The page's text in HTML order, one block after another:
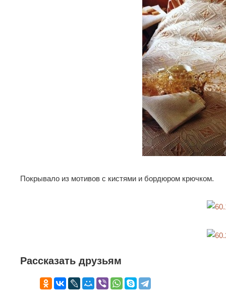
Покрывало из мотивов с кистями и бордюром крючком.
Рассказать друзьям